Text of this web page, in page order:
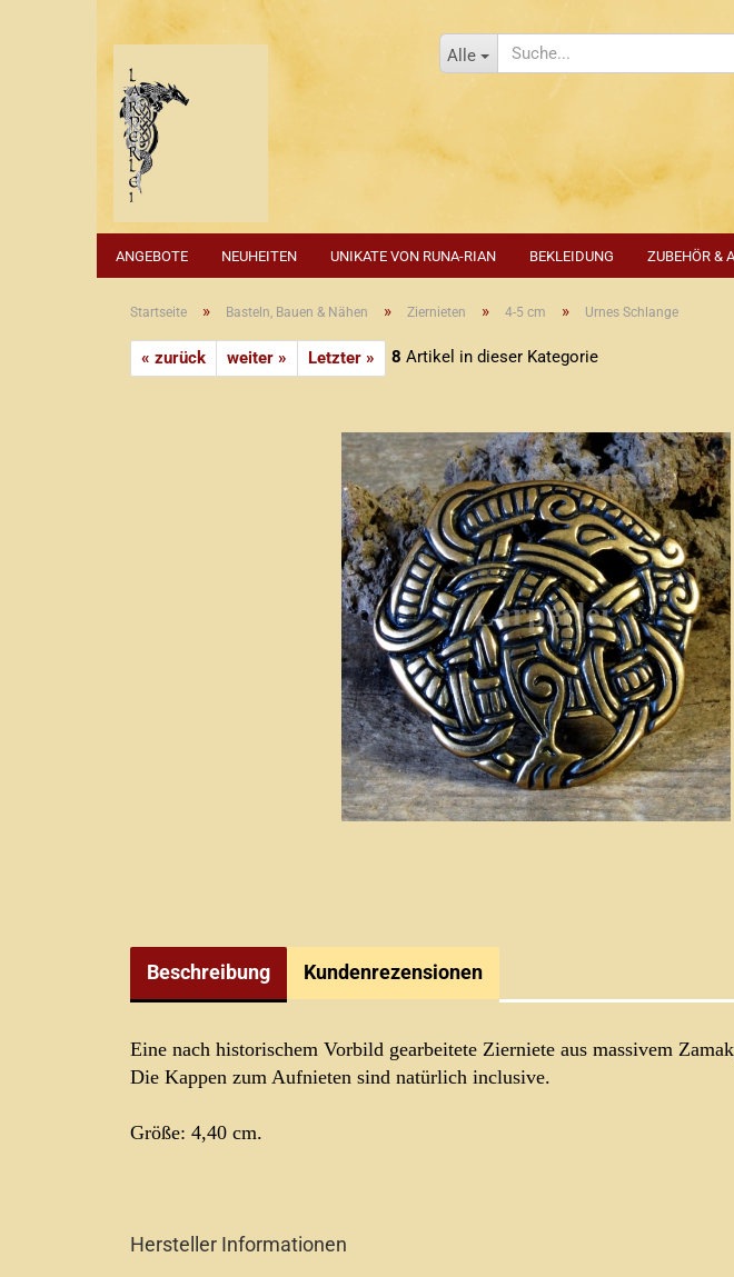
Alle
ANGEBOTE NEUHEITEN UNIKATE VON RUNA-RIAN BEKLEIDUNG ZUBEHÖR &
Startseite » Basteln, Bauen & Nähen » Ziernieten » 4-5 cm » Urnes Schlange
« zurück weiter » Letzter » 8 Artikel in dieser Kategorie
Beschreibung Kundenrezensionen
Eine nach historischem Vorbild gearbeitete Zierniete aus massivem
Die Kappen zum Aufnieten sind natürlich inclusive.
Größe: 4,40 cm.
Hersteller Informationen